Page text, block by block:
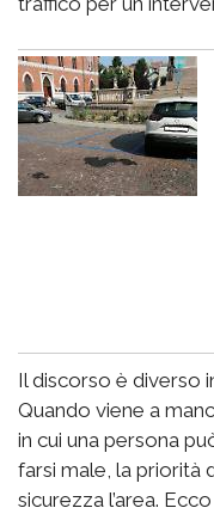
Il discorso è diverso
Quando viene a
in cui una persona
farsi male, la priorità
sicurezza l’area.